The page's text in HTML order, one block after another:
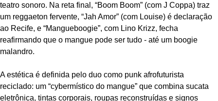
teatro sonoro. Na reta final, “Boom Boom” (com J Coppa) traz
um reggaeton fervente, “Jah Amor” (com Louise) é declaração
ao Recife, e “Mangueboogie”, com Lino Krizz, fecha
reafirmando que o mangue pode ser tudo - até um boogie
malandro.
A estética é definida pelo duo como punk afrofuturista
reciclado: um “cybermístico do mangue” que combina sucata
eletrônica, tintas corporais, roupas reconstruídas e signos